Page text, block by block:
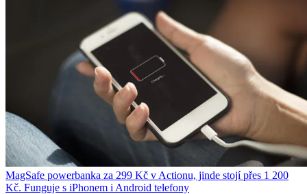
MagSafe powerbanka za 299 Kč v Actionu, jinde stojí přes 1 200
Kč. Funguje s iPhonem i Android telefony